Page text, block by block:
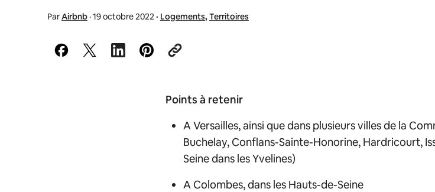
ParAirbnb·19 octobre 2022· Logements,Territoires
Points à retenir
A Versailles, ainsi que dans plusieurs villes de la
Buchelay, Conflans-Sainte-Honorine, Hardricourt,
Seine dans les Yvelines)
A Colombes, dans les Hauts-de-Seine